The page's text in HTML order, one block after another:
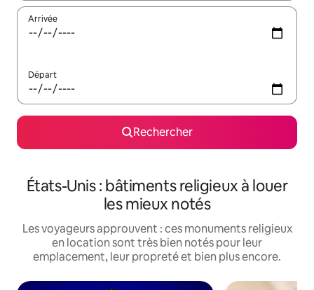
Arrivée
Départ
Rechercher
États-Unis : bâtiments religieux à louer
les mieux notés
Les voyageurs approuvent : ces monuments religieux
en location sont très bien notés pour leur
emplacement, leur propreté et bien plus encore.